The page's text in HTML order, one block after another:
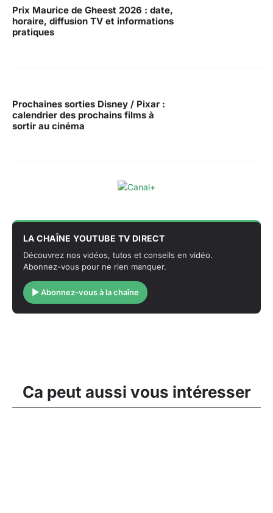
Prix Maurice de Gheest 2026 : date,
horaire, diffusion TV et informations
pratiques
Prochaines sorties Disney / Pixar :
calendrier des prochains films à
sortir au cinéma
LA CHAÎNE YOUTUBE TV DIRECT
Découvrez nos vidéos, tutos et conseils en vidéo.
Abonnez-vous pour ne rien manquer.
▶ Abonnez-vous à la chaîne
Ca peut aussi vous intéresser